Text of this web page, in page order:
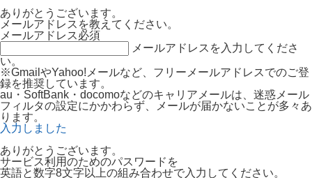
ありがとうございます。
メールアドレスを教えてください。
メールアドレス必須
メールアドレスを入力してくださ
い。
※GmailやYahoo!メールなど、フリーメールアドレスでのご登
録を推奨しています。
au・SoftBank・docomoなどのキャリアメールは、迷惑メール
フィルタの設定にかかわらず、メールが届かないことが多々あ
ります。
入力しました
ありがとうございます。
サービス利用のためのパスワードを
英語と数字8文字以上の組み合わせで入力してください。